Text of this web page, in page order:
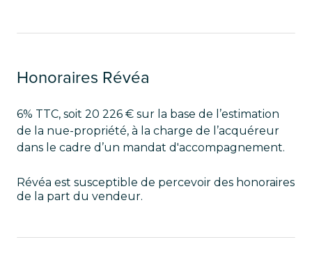
Honoraires Révéa
6% TTC, soit 20 226 € sur la base de l’estimation
de la nue-propriété, à la charge de l’acquéreur
dans le cadre d’un mandat d'accompagnement.
Révéa est susceptible de percevoir des honoraires
de la part du vendeur.